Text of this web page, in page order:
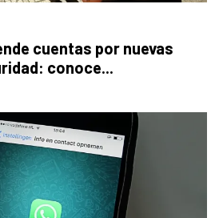
cuentas por nuevas
conoce...